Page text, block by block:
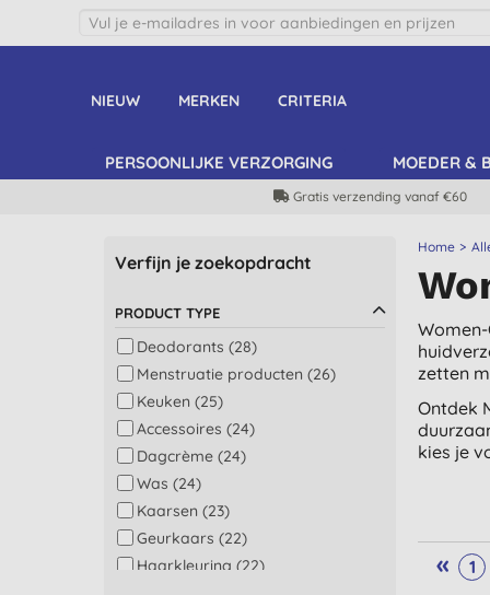
NIEUW MERKEN CRITERIA
PERSOONLIJKE VERZORGING MOEDER &
Gratis verzending vanaf €60
Home
zetten
Ontdek
kies je
« 1
Verfijn je zoekopdracht
PRODUCT TYPE
Deodorants (28)
Menstruatie producten (26)
Keuken (25)
Accessoires (24)
Dagcrème (24)
Was (24)
Kaarsen (23)
Geurkaars (22)
Haarkleuring (22)